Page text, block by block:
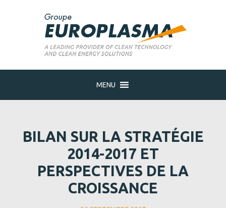
MENU
BILAN SUR LA STRATÉGIE
2014-2017 ET
PERSPECTIVES DE LA
CROISSANCE